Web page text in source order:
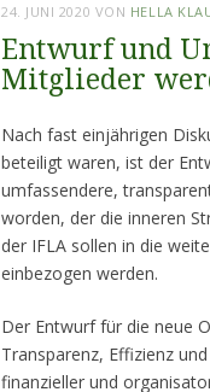
24. JUNI 2020 VON HELLA
Entwurf und
Mitglieder
Nach fast einjährigen
beteiligt waren, ist der
umfassendere,
worden, der die inneren
der IFLA sollen in die
einbezogen werden.
Der Entwurf für die neue
Transparenz, Effizienz
finanzieller und